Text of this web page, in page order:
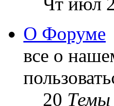
О Форуме
все о
20 Темы